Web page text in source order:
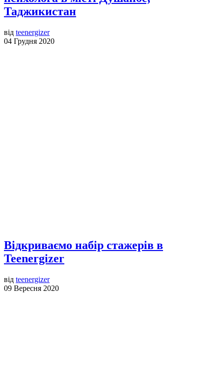
Таджикистан
від teenergizer
04 Грудня 2020
Відкриваємо набір стажерів в
Teenergizer
від teenergizer
09 Вересня 2020